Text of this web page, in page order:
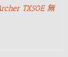
TX50E 無